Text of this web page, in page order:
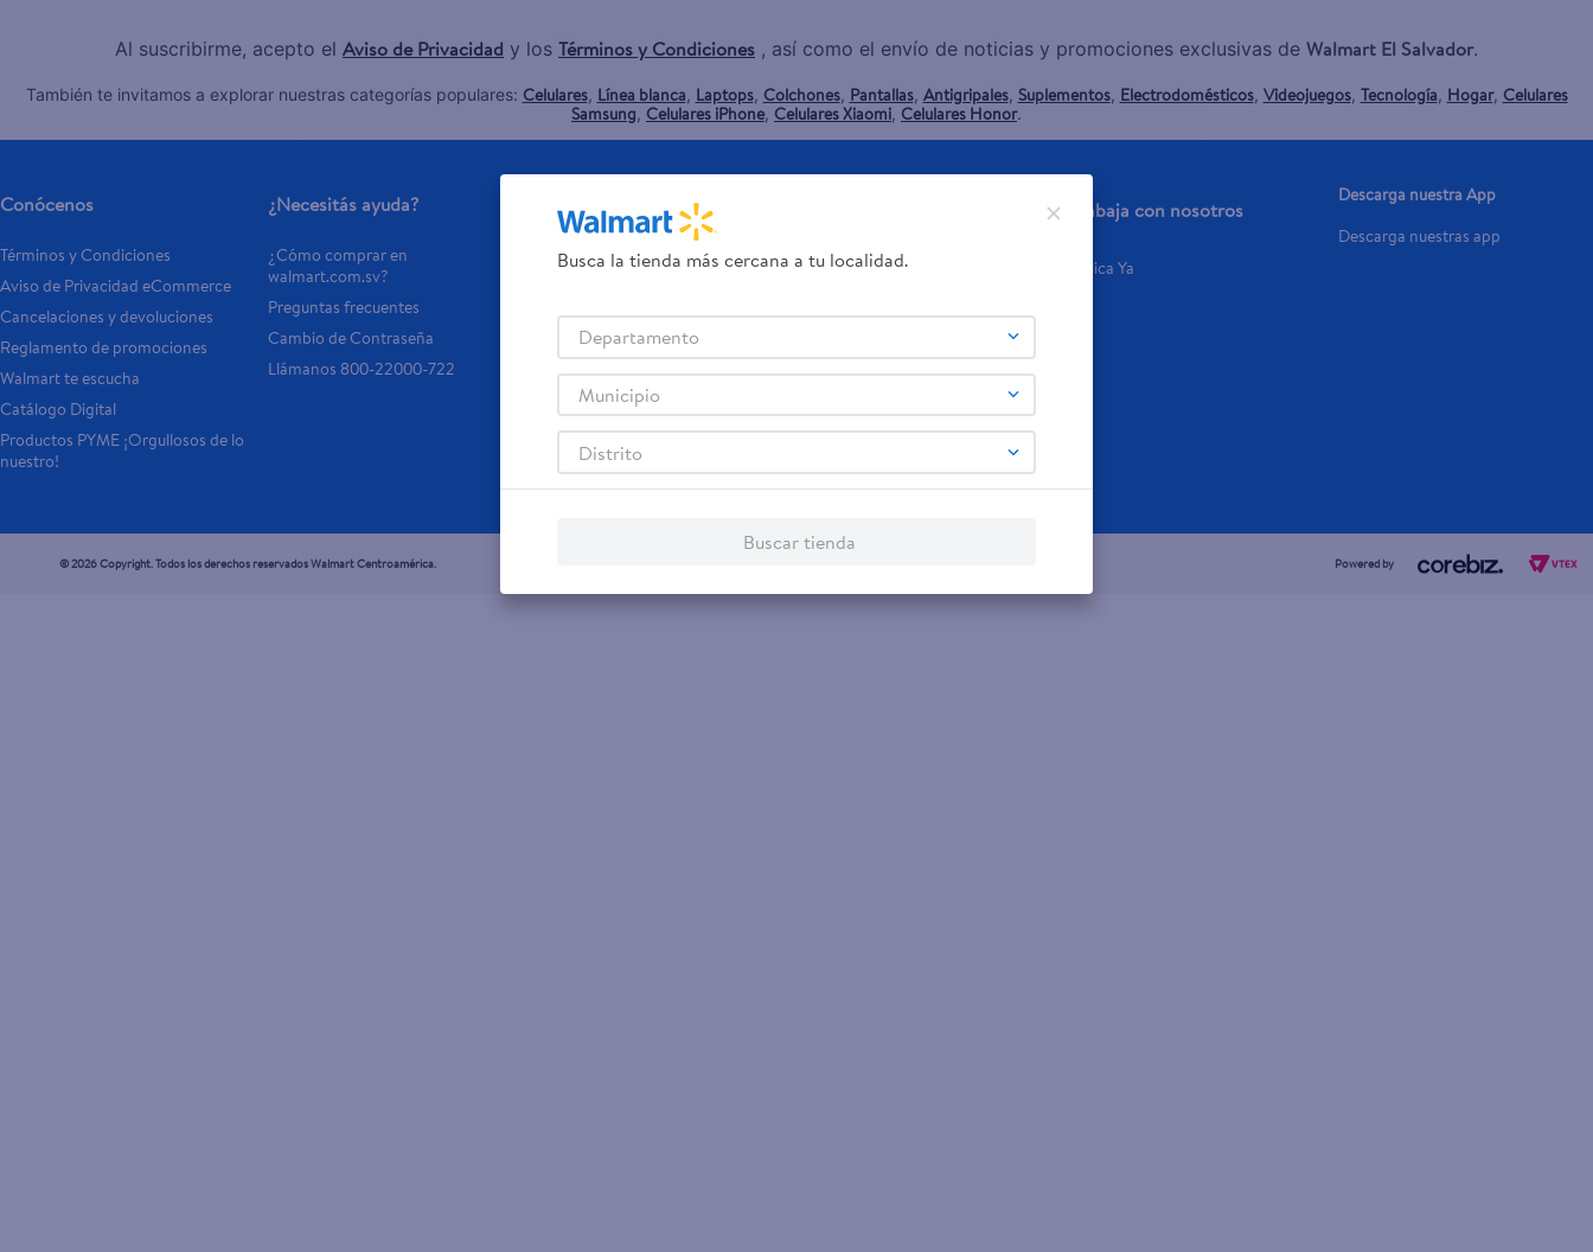
Al suscribirme, acepto el Aviso de Privacidad y los Términos y Condiciones , así como el envío de noticias y promociones exclusivas de Walmart El Salvador.
También te invitamos a explorar nuestras categorías populares: Celulares, Línea blanca, Laptops, Colchones, Pantallas, Antigripales, Suplementos, Electrodomésticos, Videojuegos, Tecnología, Hogar, Celulares
Samsung, Celulares iPhone, Celulares Xiaomi, Celulares Honor.
Conócenos
Términos y Condiciones
Aviso de Privacidad eCommerce
Cancelaciones y devoluciones
Reglamento de promociones
Walmart te escucha
Catálogo Digital
Productos PYME ¡Orgullosos de lo
nuestro!
¿Necesitás ayuda?
¿Cómo comprar en
walmart.com.sv?
Preguntas frecuentes
Cambio de Contraseña
Llámanos 800-22000-722
Servicios
Tarjeta de regalo
- Remesas
- Pagos de servicios
Tarjeta de Crédito
Trabaja con nosotros
Aplica Ya
Descarga nuestra App
Descarga nuestras app
© 2026 Copyright. Todos los derechos reservados Walmart Centroamérica. Powered by
Busca la tienda más cercana a tu localidad.
Departamento
Municipio
Distrito
Buscar tienda